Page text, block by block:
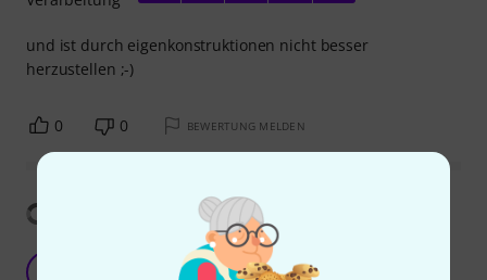
und ist durch eigenkonstruktionen nicht besser
herzustellen ;-)
0 0 BEWERTUNG MELDEN
Übersetzung anzeigen
Shure Belt Clip 44A12449